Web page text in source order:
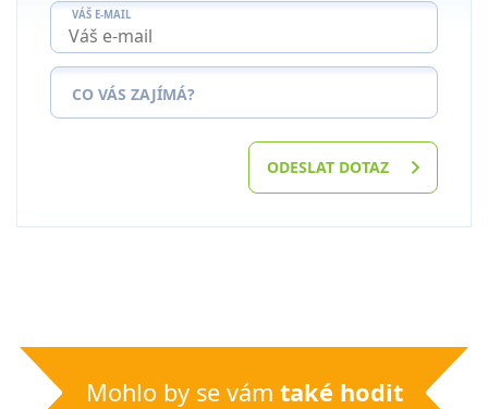
VÁŠ E-MAIL
CO VÁS ZAJÍMÁ?
ODESLAT DOTAZ
Mohlo by se vám také hodit